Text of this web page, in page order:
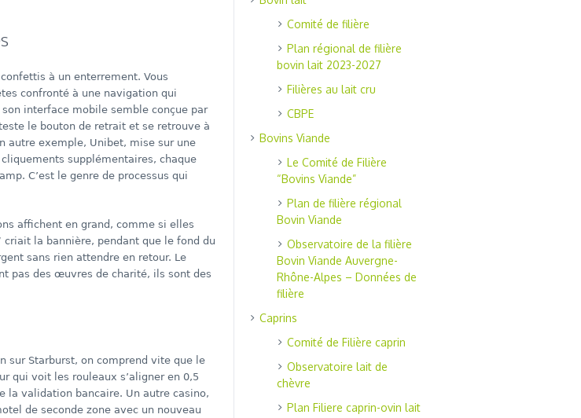
à un enterrement. Vous
confronté à une navigation qui
interface mobile semble conçue par
le bouton de retrait et se retrouve à
autre exemple, Unibet, mise sur une
supplémentaires, chaque
C’est le genre de processus qui
affichent en grand, comme si elles
criait la bannière, pendant que le fond du
sans rien attendre en retour. Le
pas des œuvres de charité, ils sont des
sur Starburst, on comprend vite que le
qui voit les rouleaux s’aligner en 0,5
la validation bancaire. Un autre casino,
de seconde zone avec un nouveau
Comité de filière
Plan régional de filière
bovin lait 2023-2027
Filières au lait cru
CBPE
Bovins Viande
Le Comité de Filière
“Bovins Viande”
Plan de filière régional
Bovin Viande
Observatoire de la filière
Bovin Viande Auvergne-
Rhône-Alpes – Données de
filière
Caprins
Comité de Filière caprin
Observatoire lait de
chèvre
Plan Filiere caprin-ovin lait